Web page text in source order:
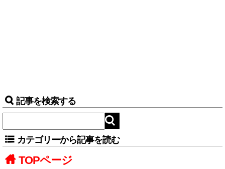
記事を検索する
カテゴリーから記事を読む
TOPページ